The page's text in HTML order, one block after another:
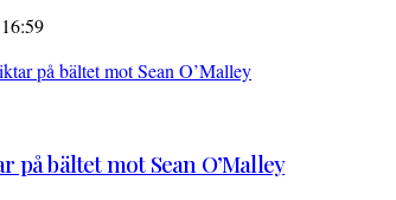
på bältet mot Sean O’Malley